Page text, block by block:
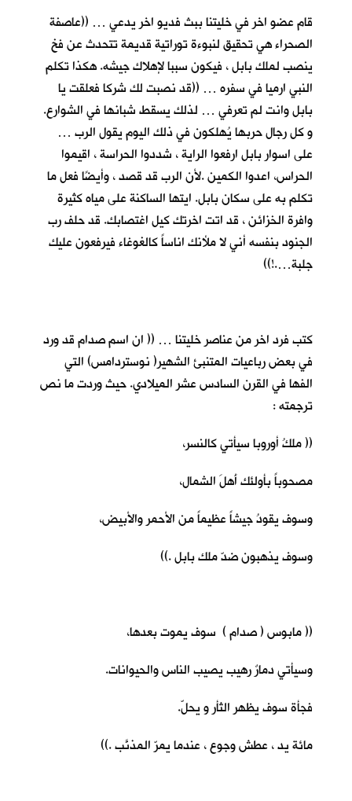
قام عضو اخر في خليتنا ببث فديو اخر يدعي … ((عاصفة
الصحراء هي تحقيق لنبوءة توراتية قديمة تتحدث عن فخ
ينصب لملك بابل ، فيكون سببا لإهلاك جيشه. هكذا تكلم
النبي ارميا في سفره … ((قد نصبت لك شركا فعلقت يا
بابل وانت لم تعرفي … لذلك يسقط شبانها في الشوارع.
و كل رجال حربها يُهلكون في ذلك اليوم يقول الرب …
على اسوار بابل ارفعوا الراية ، شددوا الحراسة ، اقيموا
الحراس، اعدوا الكمين .لأن الرب قد قصد ، وأيضًا فعل ما
تكلم به على سكان بابل. ايتها الساكنة على مياه كثيرة
وافرة الخزائن ، قد اتت اخرتك كيل اغتصابك. قد حلف رب
الجنود بنفسه أني لا ملأنك اناساً كالغوغاء فيرفعون عليك
جلبة….!))
كتب فرد اخر من عناصر خليتنا … (( ان اسم صدام قد ورد
في بعض رباعيات المتنبئ الشهير( نوستردامس) التي
الفها في القرن السادس عشر الميلادي. حيث وردت ما نص
ترجمته :
(( ملكُ أوروبا سيأتي كالنسر،
مصحوباً بأولئك أَهلَ الشمال،
وسوف يقودُ جيشاً عظيماً من الأحمر والأبيض،
وسوف يذهبون ضدّ ملك بابل .))
(( مابوس ( صدام ) سوف يموت بعدها،
وسيأتي دمارٌ رهيب يصيب الناس والحيوانات.
فجأة سوف يظهر الثأر و يحلّ.
مائة يد ، عطش وجوع ، عندما يمرّ المذنَّب .))